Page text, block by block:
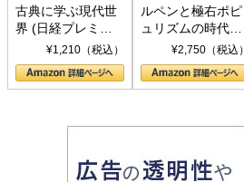
古典に学ぶ現代世
界 (日経プレミア
シリーズ)¥1,210（税込）
ルペンと極右ポピ
ュリズムの時代：
〈ヤヌス〉の二つ
の顔
¥2,750（税込）